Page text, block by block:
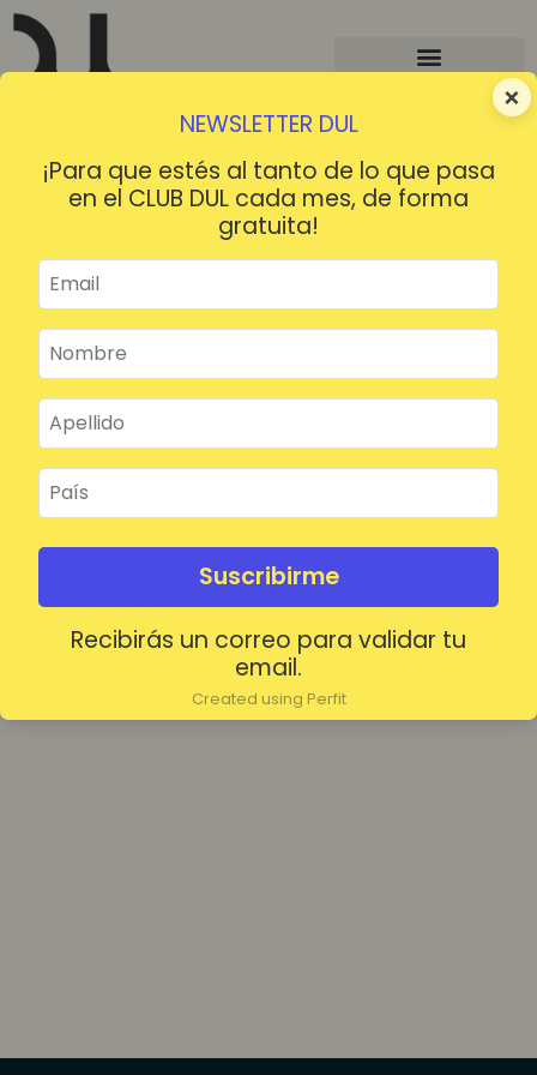
×
NEWSLETTER DUL
¡Para que estés al tanto de lo que pasa
en el CLUB DUL cada mes, de forma
gratuita!
Suscribirme
Recibirás un correo para validar tu
email.
Created using Perfit
¡HOLA!
Mantenerme conectado
Acceder